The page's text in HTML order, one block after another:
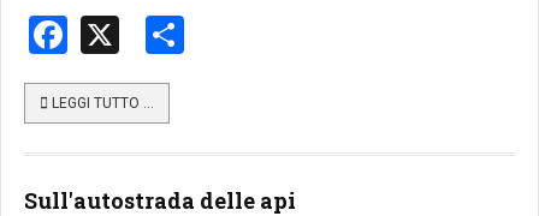
Facebook
LEGGI TUTTO …
Sull'autostrada delle api